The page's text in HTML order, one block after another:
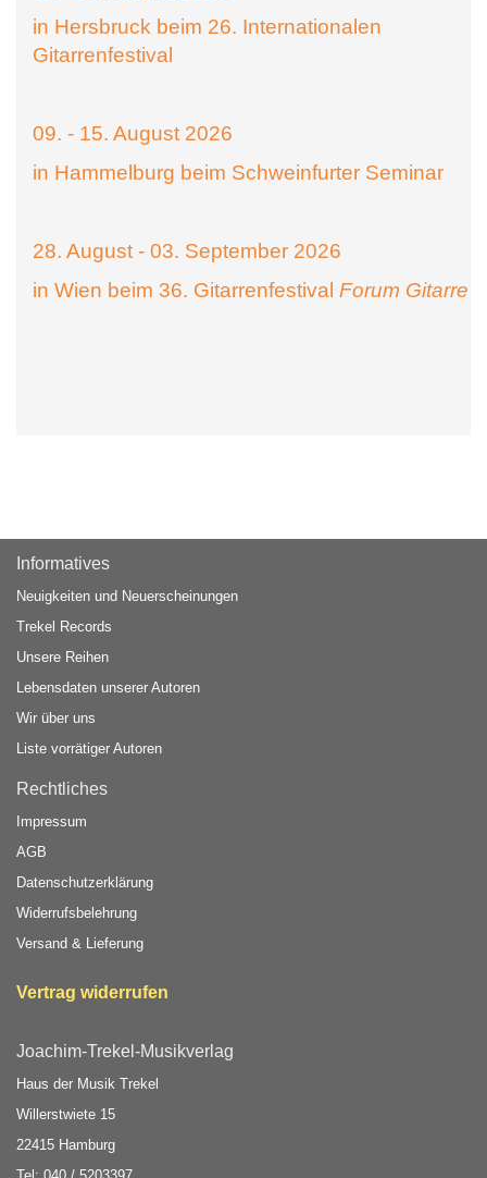
in Hersbruck beim 26. Internationalen
Gitarrenfestival
09. - 15. August 2026
in Hammelburg beim Schweinfurter Seminar
28. August - 03. September 2026
in Wien beim 36. Gitarrenfestival Forum Gitarre
Informatives
Neuigkeiten und Neuerscheinungen
Trekel Records
Unsere Reihen
Lebensdaten unserer Autoren
Wir über uns
Liste vorrätiger Autoren
Rechtliches
Impressum
AGB
Datenschutzerklärung
Widerrufsbelehrung
Versand & Lieferung
Vertrag widerrufen
Joachim-Trekel-Musikverlag
Haus der Musik Trekel
Willerstwiete 15
22415 Hamburg